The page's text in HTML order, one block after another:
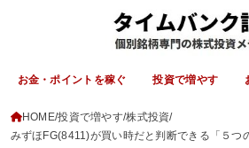
お金・ポイントを稼ぐ 投資で増やす
HOME 投資で増やす 株式投資
みずほFG(8411)が買い時だと判断できる「５つ